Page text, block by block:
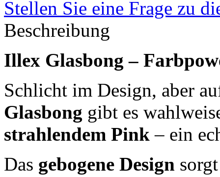
Stellen Sie eine Frage zu
Beschreibung
Illex Glasbong –
Schlicht im Design, aber
Glasbong gibt es
strahlendem Pink – ein
Das gebogene Design